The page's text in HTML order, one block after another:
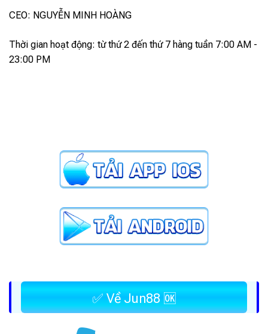
CEO: NGUYỄN MINH HOÀNG
Thời gian hoạt động: từ thứ 2 đến thứ 7 hàng tuần 7:00 AM -
23:00 PM
✅ Về Jun88 🆗